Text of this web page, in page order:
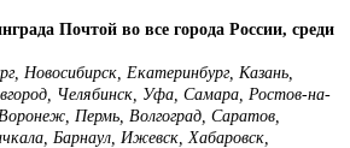
Почтой во все города России, среди
Новосибирск, Екатеринбург, Казань,
Челябинск, Уфа, Самара, Ростов-на-
Пермь, Волгоград, Саратов,
Барнаул, Ижевск, Хабаровск,